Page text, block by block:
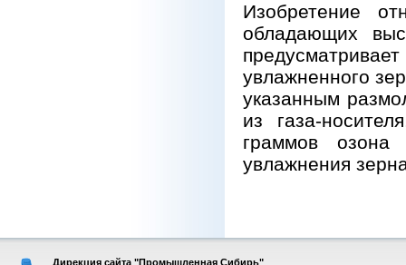
Изобретение
обладающих
увлажненного
указанным
из газа-
граммов
увлажнения
Дирекция сайта "Промышленная Сибирь"